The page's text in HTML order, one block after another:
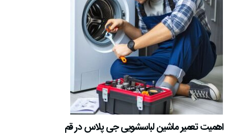
اهمیت تعمیر ماشین لباسشویی جی پلاس در قم